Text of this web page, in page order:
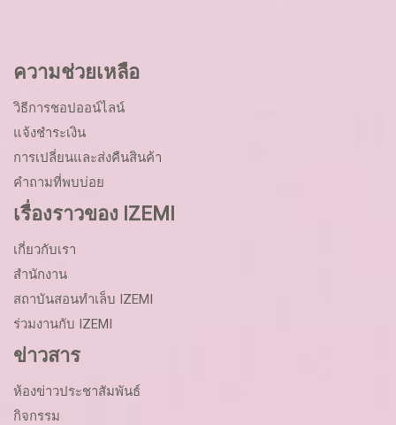
ความช่วยเหลือ
วิธีการชอปออน์ไลน์
แจ้งชำระเงิน
การเปลี่ยนและส่งคืนสินค้า
คำถามที่พบบ่อย
เรื่องราวของ IZEMI
เกี่ยวกับเรา
สำนักงาน
สถาบันสอนทำเล็บ IZEMI
ร่วมงานกับ IZEMI
ข่าวสาร
ห้องข่าวประชาสัมพันธ์
กิจกรรม